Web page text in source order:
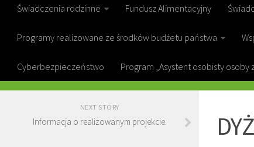
Świadczenia rodzinne Fundusz Alimentacyjny
Programy realizowane ze środków budżetu państwa
Cyberbezpieczeństwo Program „Asystent osobisty osoby
GOPS
NEXT STORY
Informacja o realizowanym projekcie.